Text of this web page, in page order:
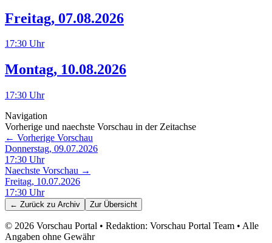
Freitag, 07.08.2026
17:30 Uhr
Montag, 10.08.2026
17:30 Uhr
Navigation
Vorherige und naechste Vorschau in der Zeitachse
← Vorherige Vorschau
Donnerstag, 09.07.2026
17:30 Uhr
Naechste Vorschau →
Freitag, 10.07.2026
17:30 Uhr
← Zurück zu Archiv Zur Übersicht
© 2026 Vorschau Portal • Redaktion: Vorschau Portal Team • Alle
Angaben ohne Gewähr